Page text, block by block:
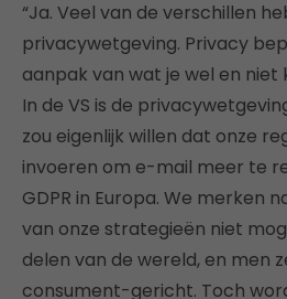
“Ja. Veel van de verschillen
privacywetgeving. Privacy
aanpak van wat je wel en niet
In de VS is de
zou eigenlijk willen dat onze
invoeren om e-mail meer te
GDPR in Europa. We merken
van onze strategieën niet
delen van de wereld, en men
consument-gericht. Toch